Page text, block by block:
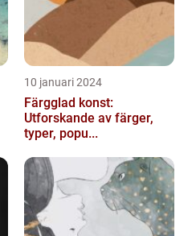
10 januari 2024
Färgglad konst:
Utforskande av färger,
typer, popu...